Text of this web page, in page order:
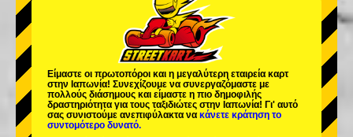
Αλλαγή Καταστήματος
Τόκιο Σινάγαουα #1 Τόκιο Ακίχαμπαρα #1
Τόκιο Ακίχαμπαρα #2
Τόκιο Σιμπούγια Annex Τόκιο Κόλπος
Τόκιο Ασακούσα Οσάκα
Είμαστε οι πρωτοπόροι και η μεγαλύτερη εταιρεία καρτ
στην Ιαπωνία! Συνεχίζουμε να συνεργαζόμαστε με
πολλούς διάσημους και είμαστε η πιο δημοφιλής
δραστηριότητα για τους ταξιδιώτες στην Ιαπωνία! Γι' αυτό
σας συνιστούμε ανεπιφύλακτα να κάνετε κράτηση το
συντομότερο δυνατό.